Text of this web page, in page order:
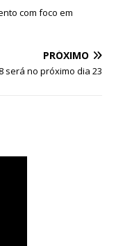
com foco em
PRÓXIMO
será no próximo dia 23